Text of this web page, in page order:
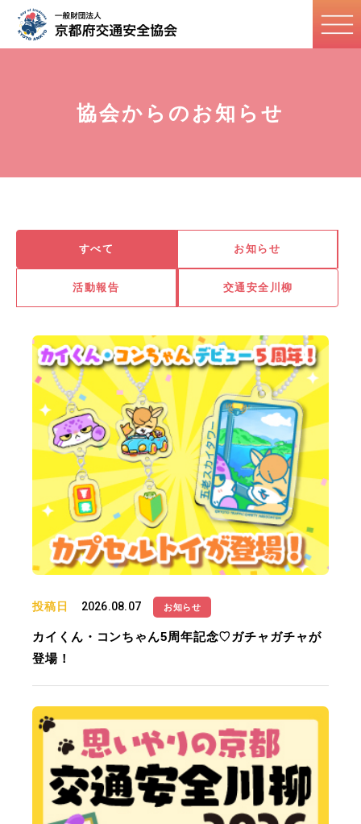
協会からのお知らせ
すべて お知らせ
活動報告 交通安全川柳
投稿日 2026.08.07 お知らせ
カイくん・コンちゃん5周年記念♡ガチャガチャが
登場！